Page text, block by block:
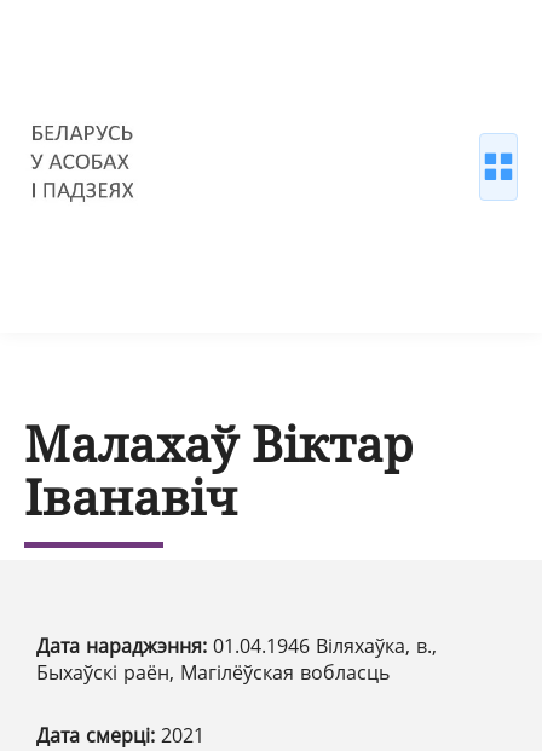
Малахаў Віктар
Іванавіч
Дата нараджэння: 01.04.1946 Віляхаўка, в.,
Быхаўскі раён, Магілёўская вобласць
Дата смерці: 2021